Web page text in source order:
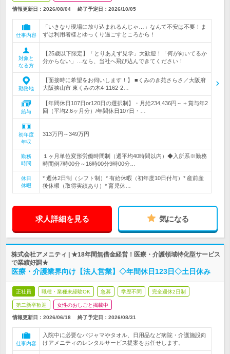
情報更新日：2026/08/04 終了予定日： 2026/10/05
仕事内容
「いきなり現場に放り込まれるんじゃ…」なんて不安は不要！ま
ずは利用者様とゆっくり過ごすところから！
対象と
なる方
【25歳以下限定】「とりあえず見学」大歓迎！「何が向いてるか
分からない」…なら、当社へ飛び込んできてください！
勤務地
【面接時に希望をお伺いします！】 ■くみのき苑さらさ／大阪府
大阪狭山市 東くみの木4-1162-2…
給与
【年間休日107日or120日の選択制】・月給234,436円～＋賞与年2
回（平均2.6ヶ月分）/年間休日107日・…
初年度
年収
313万円～349万円
勤務
時間
１ヶ月単位変形労働時間制（週平均40時間以内）◆入所系※勤務
時間例7時00分～16時00分9時00分…
休日
休暇
* 週休2日制（シフト制）* 有給休暇（初年度10日付与）* 産前産
後休暇（取得実績あり）* 育児休…
求人詳細を見る 気になる
株式会社アメニティ | ★18年間無借金経営！医療・介護領域特化型サービス
で業績好調★
医療・介護業界向け【法人営業】◇年間休日123日◇土日休み
正社員 職種・業種未経験OK 急募 学歴不問 完全週休2日制
第二新卒歓迎 女性のおしごと掲載中
情報更新日：2026/06/18 終了予定日： 2026/08/31
仕事内容
入院中に必要なパジャマやタオル、日用品など病院・介護施設向
けアメニティのレンタルサービス提案をお任せします。